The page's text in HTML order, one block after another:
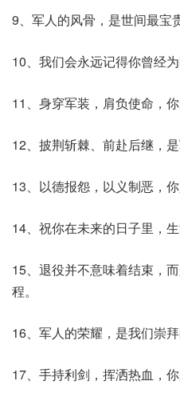
9、军人的风骨，是世间最宝
10、我们会永远记得你曾经为
11、身穿军装，肩负使命，
12、披荆斩棘、前赴后继，是
13、以德报怨，以义制恶，
14、祝你在未来的日子里，
15、退役并不意味着结束，
程。
16、军人的荣耀，是我们崇拜
17、手持利剑，挥洒热血，